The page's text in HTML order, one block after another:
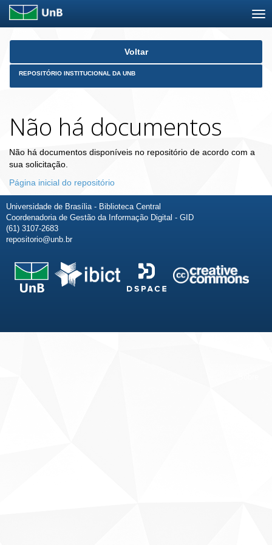
Skip
Voltar
REPOSITÓRIO INSTITUCIONAL DA UNB
Não há documentos
Não há documentos disponíveis no repositório de acordo com a
sua solicitação.
Página inicial do repositório
Universidade de Brasília - Biblioteca Central
Coordenadoria de Gestão da Informação Digital - GID
(61) 3107-2683
repositorio@unb.br